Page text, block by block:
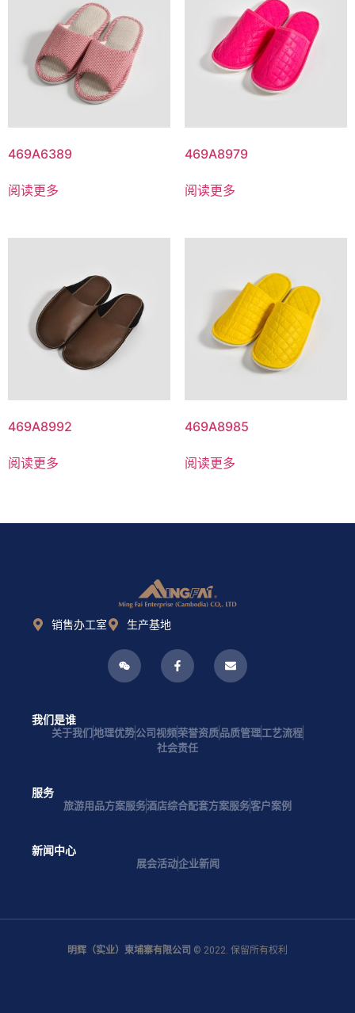
469A6389
阅读更多
469A8979
阅读更多
469A8992
阅读更多
469A8985
阅读更多
销售办工室 生产基地
我们是谁
关于我们 地理优势公司视频荣誉资质品质管理工艺流程
社会责任
服务
旅游用品方案服务酒店综合配套方案服务客户案例
新闻中心
展会活动企业新闻
明辉（实业）柬埔寨有限公司 © 2022. 保留所有权利